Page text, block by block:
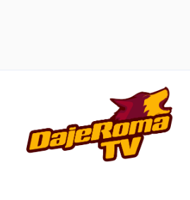
contenuto